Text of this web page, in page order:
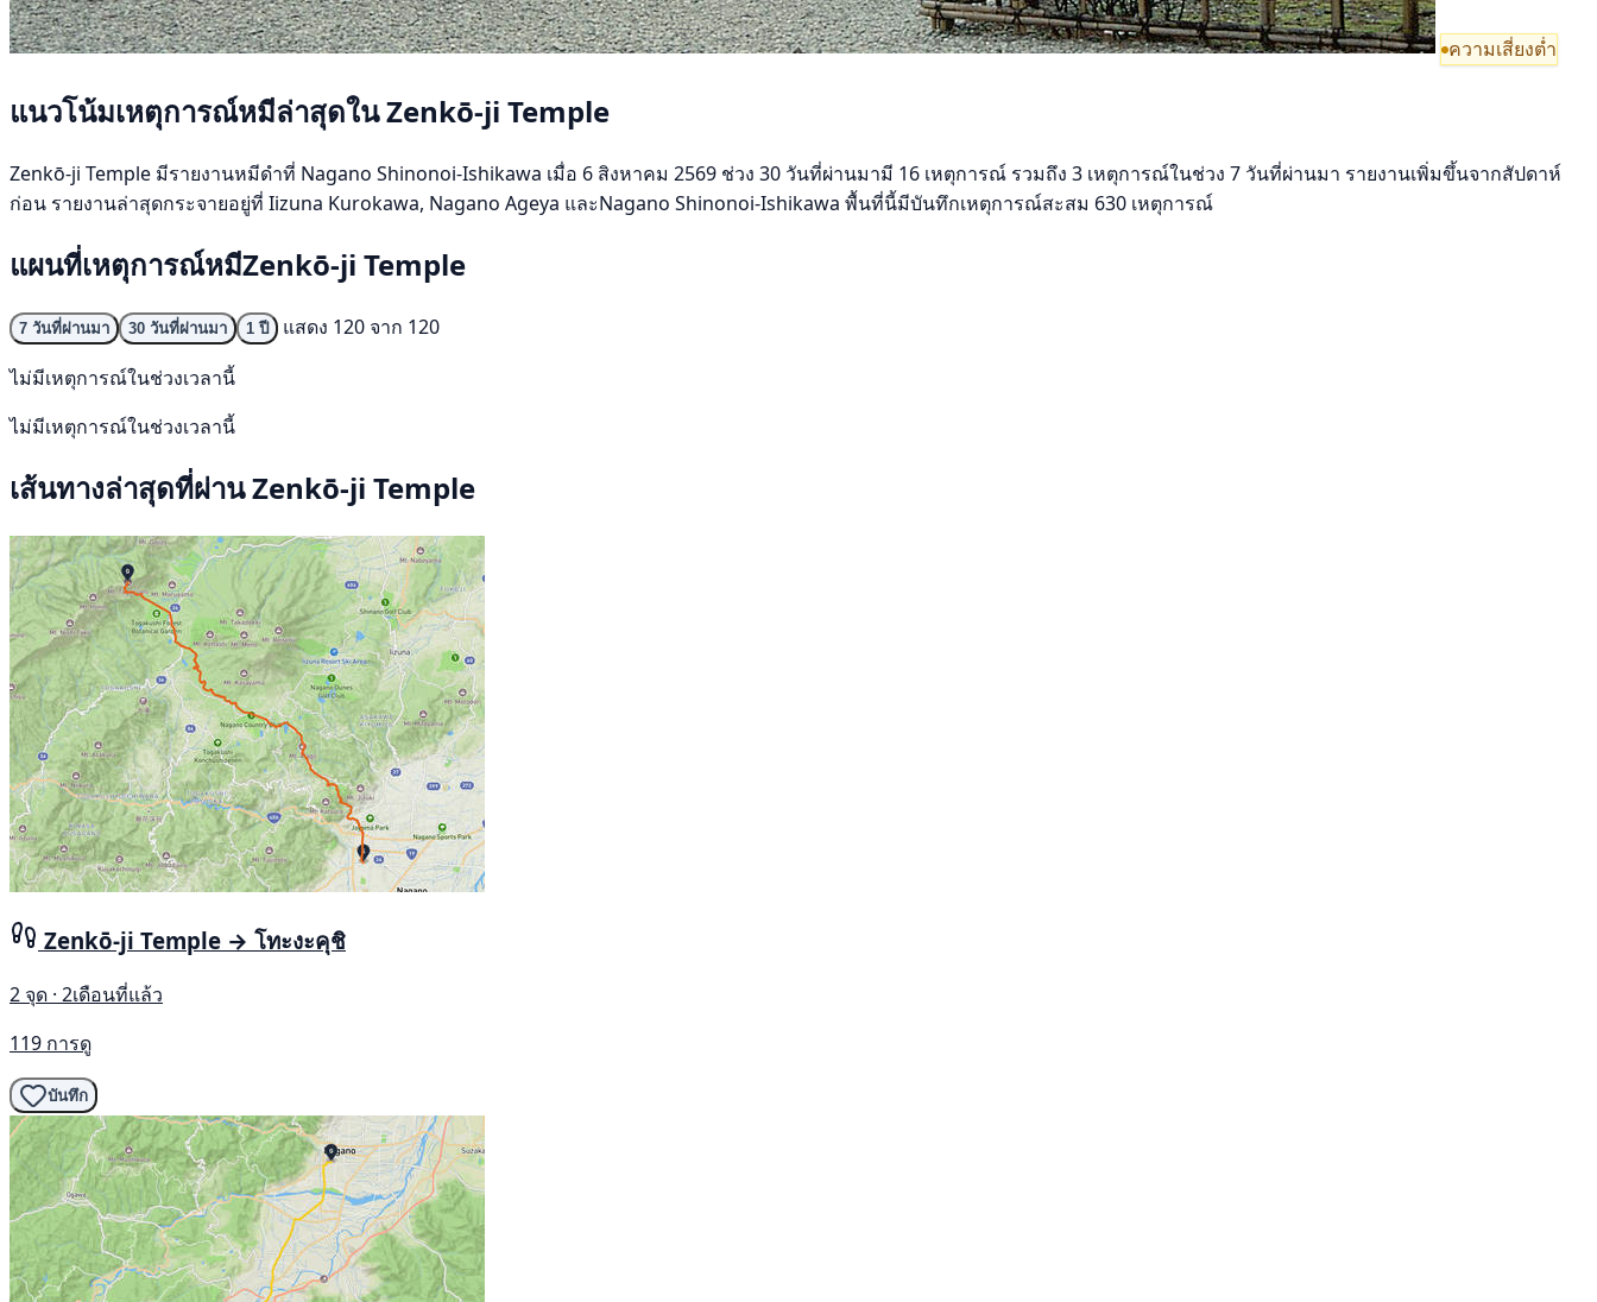
ความเสี่ยงต่ำ
แนวโน้มเหตุการณ์หมีล่าสุดใน Zenkō-ji Temple
Zenkō-ji Temple มีรายงานหมีดำที่ Nagano Shinonoi-Ishikawa เมื่อ 6 สิงหาคม 2569 ช่วง 30 วันที่ผ่านมามี 16 เหตุการณ์ รวมถึง 3 เหตุการณ์ในช่วง 7 วันที่ผ่านมา รายงานเพิ่มขึ้นจากสัปดาห์
ก่อน รายงานล่าสุดกระจายอยู่ที่ Iizuna Kurokawa, Nagano Ageya และNagano Shinonoi-Ishikawa พื้นที่นี้มีบันทึกเหตุการณ์สะสม 630 เหตุการณ์
แผนที่เหตุการณ์หมีZenkō-ji Temple
7 วันที่ผ่านมา 30 วันที่ผ่านมา 1 ปี
แสดง 120 จาก 120
ไม่มีเหตุการณ์ในช่วงเวลานี้
ไม่มีเหตุการณ์ในช่วงเวลานี้
เส้นทางล่าสุดที่ผ่าน Zenkō-ji Temple
Zenkō-ji Temple → โทะงะคุชิ
2 จุด · 2เดือนที่แล้ว
119 การดู
บันทึก